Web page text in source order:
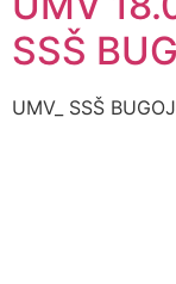
SSŠ
UMV_ SSŠ